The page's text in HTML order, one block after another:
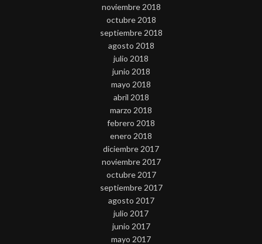
noviembre 2018
octubre 2018
septiembre 2018
agosto 2018
julio 2018
junio 2018
mayo 2018
abril 2018
marzo 2018
febrero 2018
enero 2018
diciembre 2017
noviembre 2017
octubre 2017
septiembre 2017
agosto 2017
julio 2017
junio 2017
mayo 2017